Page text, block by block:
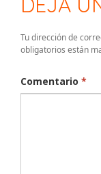
Tu dirección de
obligatorios están
Comentario *